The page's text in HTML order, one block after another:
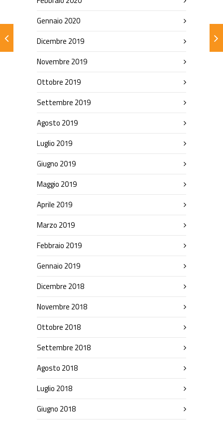
Gennaio 2020
Dicembre 2019
Novembre 2019
Ottobre 2019
Settembre 2019
Agosto 2019
Luglio 2019
Giugno 2019
Maggio 2019
Aprile 2019
Marzo 2019
Febbraio 2019
Gennaio 2019
Dicembre 2018
Novembre 2018
Ottobre 2018
Settembre 2018
Agosto 2018
Luglio 2018
Giugno 2018